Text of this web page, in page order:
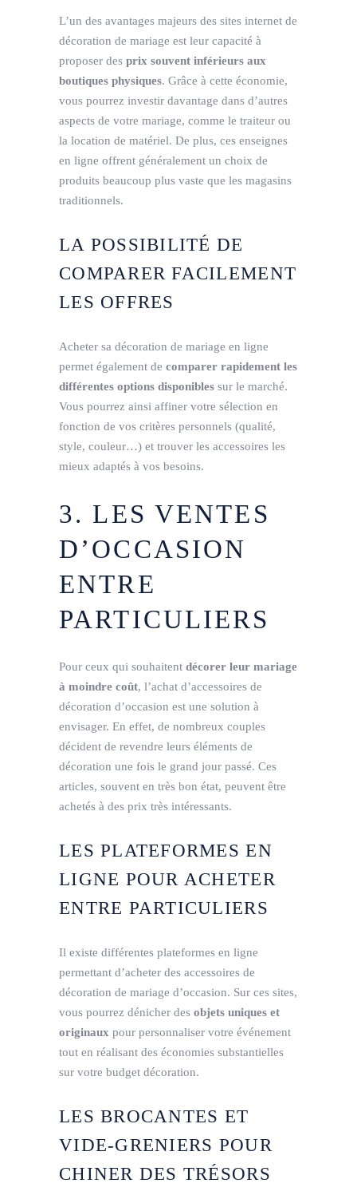
L’un des avantages majeurs des sites internet de
décoration de mariage est leur capacité à
proposer des prix souvent inférieurs aux
boutiques physiques. Grâce à cette économie,
vous pourrez investir davantage dans d’autres
aspects de votre mariage, comme le traiteur ou
la location de matériel. De plus, ces enseignes
en ligne offrent généralement un choix de
produits beaucoup plus vaste que les magasins
traditionnels.
LA POSSIBILITÉ DE
COMPARER FACILEMENT
LES OFFRES
Acheter sa décoration de mariage en ligne
permet également de comparer rapidement les
différentes options disponibles sur le marché.
Vous pourrez ainsi affiner votre sélection en
fonction de vos critères personnels (qualité,
style, couleur…) et trouver les accessoires les
mieux adaptés à vos besoins.
3. LES VENTES
D’OCCASION
ENTRE
PARTICULIERS
Pour ceux qui souhaitent décorer leur mariage
à moindre coût, l’achat d’accessoires de
décoration d’occasion est une solution à
envisager. En effet, de nombreux couples
décident de revendre leurs éléments de
décoration une fois le grand jour passé. Ces
articles, souvent en très bon état, peuvent être
achetés à des prix très intéressants.
LES PLATEFORMES EN
LIGNE POUR ACHETER
ENTRE PARTICULIERS
Il existe différentes plateformes en ligne
permettant d’acheter des accessoires de
décoration de mariage d’occasion. Sur ces sites,
vous pourrez dénicher des objets uniques et
originaux pour personnaliser votre événement
tout en réalisant des économies substantielles
sur votre budget décoration.
LES BROCANTES ET
VIDE-GRENIERS POUR
CHINER DES TRÉSORS